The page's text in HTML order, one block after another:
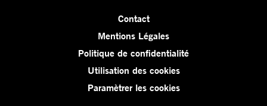
Contact
Mentions Légales
Politique de confidentialité
Utilisation des cookies
Paramètrer les cookies